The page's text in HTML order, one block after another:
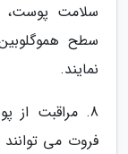
سلامت پوست،
سطح
نمایند.
8. مراقبت از
فروت می